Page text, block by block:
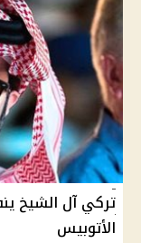
تركي آل الشيخ
الأتوبيس